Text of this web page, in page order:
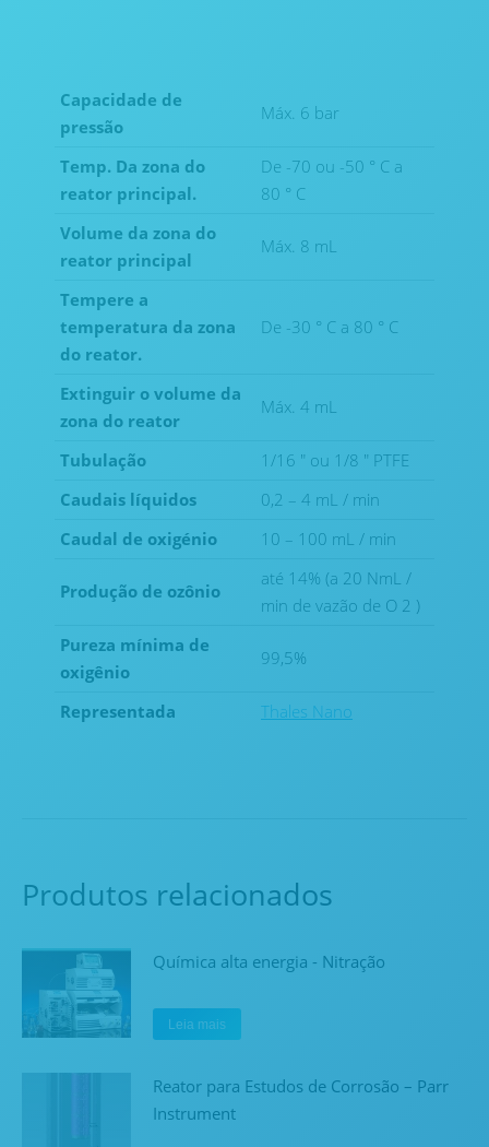
Capacidade de
pressão
Máx. 6 bar
Temp. Da zona do
reator principal.
De -70 ou -50 ° C a
80 ° C
Volume da zona do
reator principal
Máx. 8 mL
Tempere a
temperatura da zona
do reator.
De -30 ° C a 80 ° C
Extinguir o volume da
zona do reator
Máx. 4 mL
Tubulação
1/16 ″ ou 1/8 ″ PTFE
Caudais líquidos
0,2 – 4 mL / min
Caudal de oxigénio
10 – 100 mL / min
Produção de ozônio
até 14% (a 20 NmL /
min de vazão de O 2 )
Pureza mínima de
oxigênio
99,5%
Representada Thales Nano
Produtos relacionados
Química alta energia - Nitração
Leia mais
Reator para Estudos de Corrosão – Parr
Instrument